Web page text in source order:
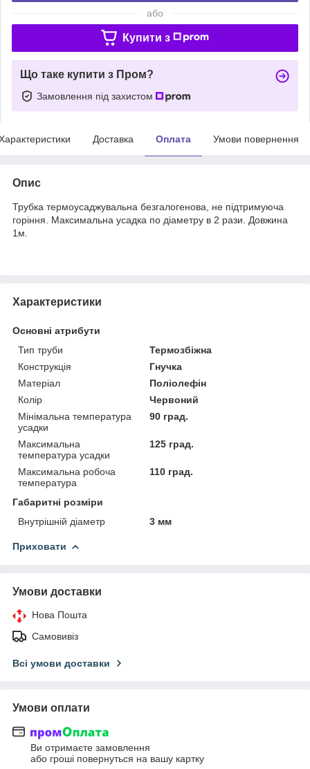
або
Купити з
Що таке купити з Пром?
Замовлення під захистом
Доставка Оплата Умови повернення
Опис
Трубка термоусаджувальна безгалогенова, не підтримуюча
горіння. Максимальна усадка по діаметру в 2 рази. Довжина
1м.
Характеристики
Основні атрибути
Тип труби
Термозбіжна
Конструкція
Гнучка
Матеріал
Поліолефін
Колір
Червоний
Мінімальна температура
усадки
90 град.
Максимальна
температура усадки
125 град.
Максимальна робоча
температура
110 град.
Габаритні розміри
Внутрішній діаметр
3 мм
Приховати
Умови доставки
Нова Пошта
Самовивіз
Всі умови доставки
Умови оплати
Ви отримаєте замовлення
або гроші повернуться на вашу картку